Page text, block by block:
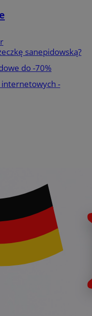
sanepidowską?
do -70%
-